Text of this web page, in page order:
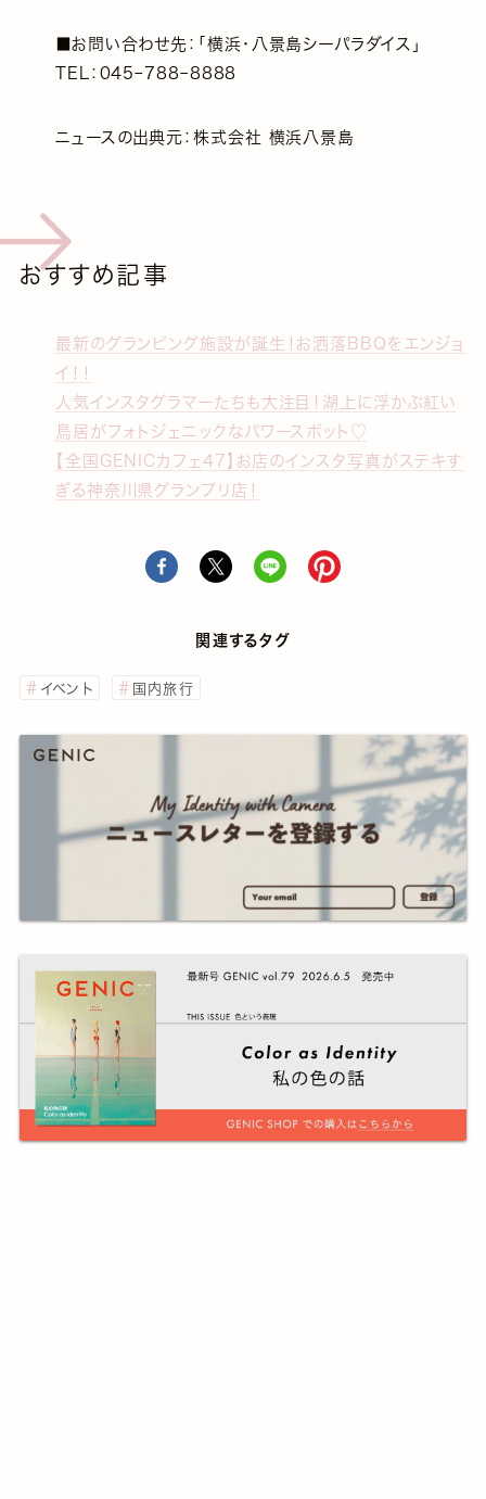
■お問い合わせ先：｢横浜・八景島シーパラダイス｣
TEL：045ｰ788ｰ8888
ニュースの出典元：株式会社 横浜八景島
おすすめ記事
最新のグランピング施設が誕生！お洒落BBQをエンジョ
イ！！
人気インスタグラマーたちも大注目！湖上に浮かぶ紅い
鳥居がフォトジェニックなパワースポット♡
【全国GENICカフェ47】お店のインスタ写真がステキす
ぎる神奈川県グランプリ店！
関連するタグ
イベント 国内旅行